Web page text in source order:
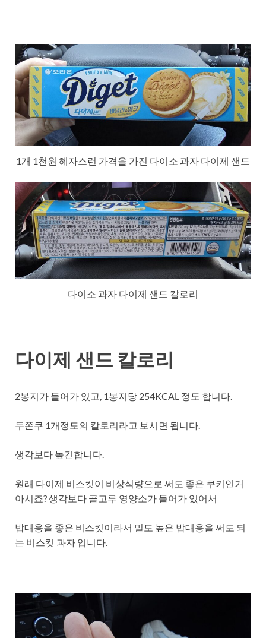
1개 1천원 혜자스런 가격을 가진 다이소 과자 다이제 샌드
다이소 과자 다이제 샌드 칼로리
다이제 샌드 칼로리
2봉지가 들어가 있고, 1봉지당 254KCAL 정도 합니다.
두쫀쿠 1개정도의 칼로리라고 보시면 됩니다.
생각보다 높긴합니다.
원래 다이제 비스킷이 비상식량으로 써도 좋은 쿠키인거
아시죠? 생각보다 골고루 영양소가 들어가 있어서
밥대용을 좋은 비스킷이라서 밀도 높은 밥대용을 써도 되
는 비스킷 과자 입니다.